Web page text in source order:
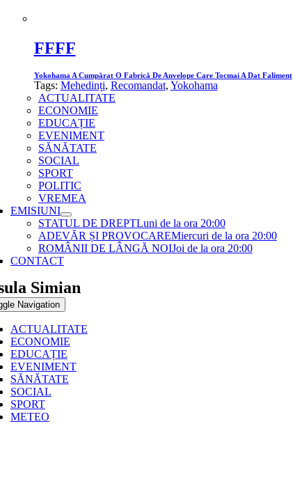
FFFF
Yokohama A Cumpărat O Fabrică De Anvelope Care Tocmai A Dat Faliment
Tags: Mehedinți, Recomandat, Yokohama
ACTUALITATE
ECONOMIE
EDUCAȚIE
EVENIMENT
SĂNĂTATE
SOCIAL
SPORT
POLITIC
VREMEA
EMISIUNI
STATUL DE DREPTLuni de la ora 20:00
ADEVĂR ȘI PROVOCAREMiercuri de la ora 20:00
ROMÂNII DE LÂNGĂ NOIJoi de la ora 20:00
CONTACT
Simian
Navigation
ACTUALITATE
ECONOMIE
EDUCAȚIE
EVENIMENT
SĂNĂTATE
SOCIAL
SPORT
METEO